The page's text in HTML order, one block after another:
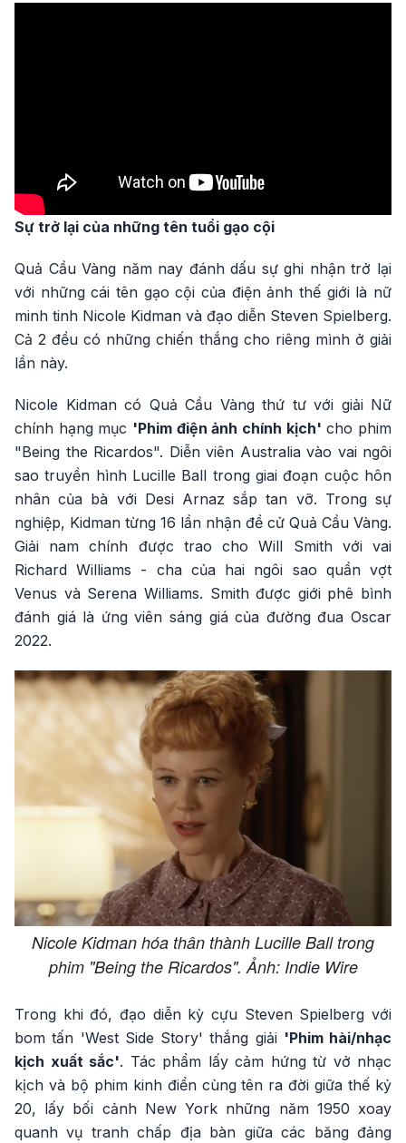
Sự trở lại của những tên tuổi gạo cội
Quả Cầu Vàng năm nay đánh dấu sự ghi nhận trở lại
với những cái tên gạo cội của điện ảnh thế giới là nữ
minh tinh Nicole Kidman và đạo diễn Steven Spielberg.
Cả 2 đều có những chiến thắng cho riêng mình ở giải
lần này.
Nicole Kidman có Quả Cầu Vàng thứ tư với giải Nữ
chính hạng mục 'Phim điện ảnh chính kịch' cho phim
"Being the Ricardos". Diễn viên Australia vào vai ngôi
sao truyền hình Lucille Ball trong giai đoạn cuộc hôn
nhân của bà với Desi Arnaz sắp tan vỡ. Trong sự
nghiệp, Kidman từng 16 lần nhận đề cử Quả Cầu Vàng.
Giải nam chính được trao cho Will Smith với vai
Richard Williams - cha của hai ngôi sao quần vợt
Venus và Serena Williams. Smith được giới phê bình
đánh giá là ứng viên sáng giá của đường đua Oscar
2022.
Nicole Kidman hóa thân thành Lucille Ball trong
phim "Being the Ricardos". Ảnh: Indie Wire
Trong khi đó, đạo diễn kỳ cựu Steven Spielberg với
bom tấn 'West Side Story' thắng giải 'Phim hài/nhạc
kịch xuất sắc'. Tác phẩm lấy cảm hứng từ vở nhạc
kịch và bộ phim kinh điển cùng tên ra đời giữa thế kỷ
20, lấy bối cảnh New York những năm 1950 xoay
quanh vụ tranh chấp địa bàn giữa các băng đảng